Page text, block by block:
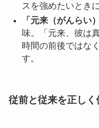
スを強めたいとき
「元来（がんらい）
味。「元来、彼は
時間の前後ではな
す。
従前と従来を正しく